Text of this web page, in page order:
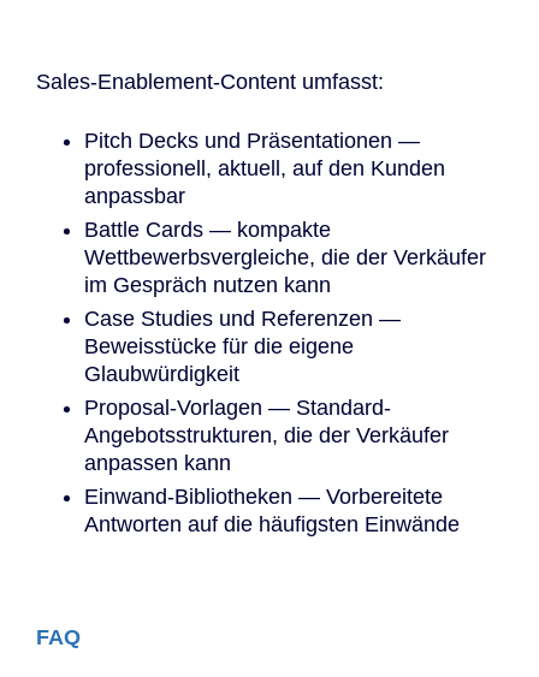
Sales-Enablement-Content umfasst:
Pitch Decks und Präsentationen —
professionell, aktuell, auf den Kunden
anpassbar
Battle Cards — kompakte
Wettbewerbsvergleiche, die der Verkäufer
im Gespräch nutzen kann
Case Studies und Referenzen —
Beweisstücke für die eigene
Glaubwürdigkeit
Proposal-Vorlagen — Standard-
Angebotsstrukturen, die der Verkäufer
anpassen kann
Einwand-Bibliotheken — Vorbereitete
Antworten auf die häufigsten Einwände
FAQ